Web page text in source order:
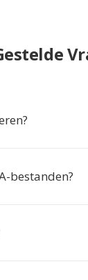
bestanden?